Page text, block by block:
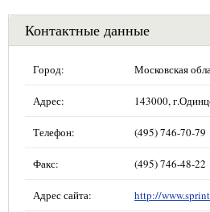
Контактные данные
Город: Московская
Адрес: 143000,
Телефон: (495) 746-70-79
Факс: (495) 746-48-22
Адрес сайта: http://